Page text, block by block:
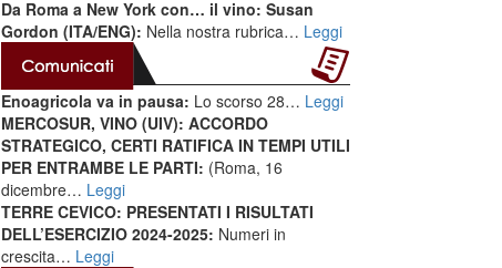
Da Roma a New York con… il vino: Susan
Gordon (ITA/ENG): Nella nostra rubrica… Leggi
Enoagricola va in pausa: Lo scorso 28… Leggi
MERCOSUR, VINO (UIV): ACCORDO
STRATEGICO, CERTI RATIFICA IN TEMPI UTILI
PER ENTRAMBE LE PARTI: (Roma, 16
dicembre… Leggi
TERRE CEVICO: PRESENTATI I RISULTATI
DELL’ESERCIZIO 2024-2025: Numeri in
crescita… Leggi